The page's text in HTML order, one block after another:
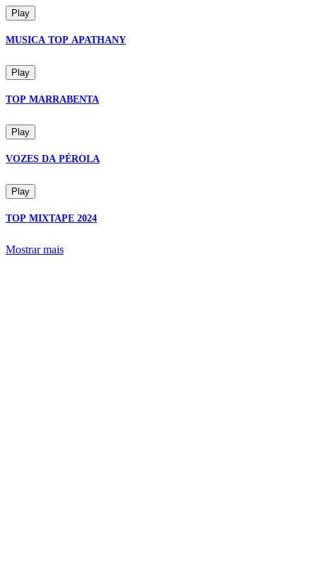
Play
MUSICA TOP APATHANY
Play
TOP MARRABENTA
Play
VOZES DA PÉROLA
Play
TOP MIXTAPE 2024
Mostrar mais